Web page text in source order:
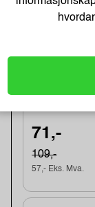
-48%
71,-
109,-
57,- Eks. Mva.